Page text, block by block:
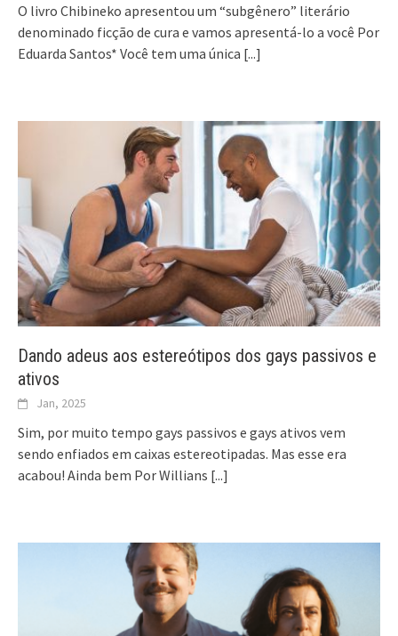
O livro Chibineko apresentou um “subgênero” literário
denominado ficção de cura e vamos apresentá-lo a você Por
Eduarda Santos* Você tem uma única [...]
Dando adeus aos estereótipos dos gays passivos e
ativos
Jan, 2025
Sim, por muito tempo gays passivos e gays ativos vem
sendo enfiados em caixas estereotipadas. Mas esse era
acabou! Ainda bem Por Willians [...]